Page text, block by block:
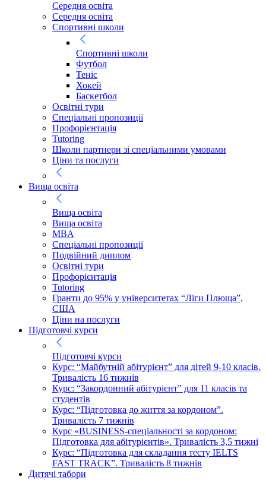
Середня освіта
Середня освіта
Спортивні школи
Спортивні школи
Футбол
Теніс
Хокей
Баскетбол
Освітні тури
Спеціальні пропозиції
Профорієнтація
Tutoring
Школи партнери зі спеціальними умовами
Ціни та послуги
Вища освіта
Вища освіта
Вища освіта
MBA
Спеціальні пропозиції
Подвійний диплом
Освітні тури
Профорієнтація
Tutoring
Гранти до 95% у університетах “Ліги Плюща”,
США
Ціни на послуги
Підготовчі курси
Підготовчі курси
Курс: “Майбутній абітурієнт” для дітей 9-10 класів.
Тривалість 16 тижнів
Курс: “Закордонний абітурієнт” для 11 класів та
студентів
Курс: “Підготовка до життя за кордоном”.
Тривалість 7 тижнів
Курс «BUSINESS-спеціальності за кордоном:
Підготовка для абітурієнтів». Тривалість 3,5 тижні
Курс: “Підготовка для складання тесту IELTS
FAST TRACK”. Тривалість 8 тижнів
Дитячі табори